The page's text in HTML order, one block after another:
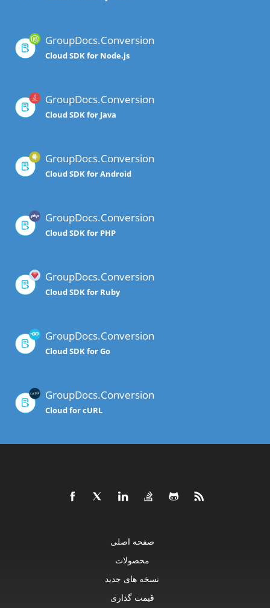
GroupDocs.Conversion
Cloud SDK for Node.js
GroupDocs.Conversion
Cloud SDK for Java
GroupDocs.Conversion
Cloud SDK for Android
GroupDocs.Conversion
Cloud SDK for PHP
GroupDocs.Conversion
Cloud SDK for Ruby
GroupDocs.Conversion
Cloud SDK for Go
GroupDocs.Conversion
Cloud for cURL
صفحه اصلی
محصولات
نسخه های جدید
قیمت گذاری